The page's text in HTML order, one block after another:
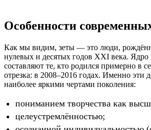
Особенности
Как мы видим, зеты — это люди,
нулевых и десятых годов XXI века. Ядро
составляют те, кто родился примерно в
отрезка: в 2008–2016 годах. Именно эти
наиболее яркими чертами поколения:
пониманием творчества как
целеустремлённостью;